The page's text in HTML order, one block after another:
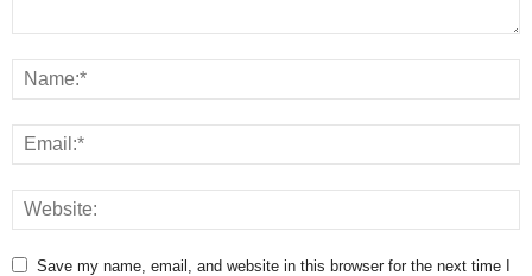
Save my name, email, and website in this browser for the next time I